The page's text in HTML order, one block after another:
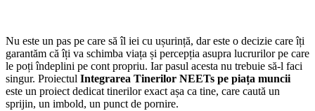
Nu este un pas pe care să îl iei cu ușurință, dar este o decizie care îți
garantăm că îți va schimba viața și percepția asupra lucrurilor pe care
le poți îndeplini pe cont propriu. Iar pasul acesta nu trebuie să-l faci
singur. Proiectul Integrarea Tinerilor NEETs pe piața muncii
este un proiect dedicat tinerilor exact așa ca tine, care caută un
sprijin, un imbold, un punct de pornire.